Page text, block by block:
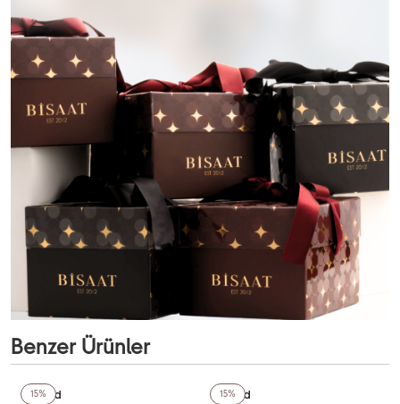
Benzer Ürünler
15%
Reward 15%
Reward